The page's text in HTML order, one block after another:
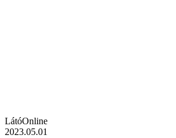
LátóOnline
2023.05.01